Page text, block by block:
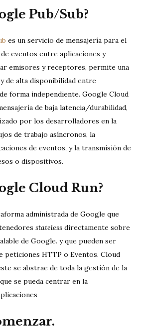
Pub/Sub?
es un servicio de mensajería para el
eventos entre aplicaciones y
emisores y receptores, permite una
de alta disponibilidad entre
forma independiente. Google Cloud
de baja latencia/durabilidad,
por los desarrolladores en la
de trabajo asíncronos, la
de eventos, y la transmisión de
o dispositivos.
Cloud Run?
administrada de Google que
stateless directamente sobre
de Google. y que pueden ser
peticiones HTTP o Eventos. Cloud
se abstrae de toda la gestión de la
se pueda centrar en la